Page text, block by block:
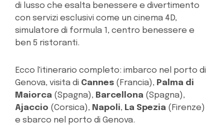
di lusso che esalta benessere e divertimento
con servizi esclusivi come un cinema 4D,
simulatore di formula 1, centro benessere e
ben 5 ristoranti.
Ecco l'itinerario completo: imbarco nel porto di
Genova, visita di Cannes (Francia), Palma di
Maiorca (Spagna), Barcellona (Spagna),
Ajaccio (Corsica), Napoli, La Spezia (Firenze)
e sbarco nel porto di Genova.